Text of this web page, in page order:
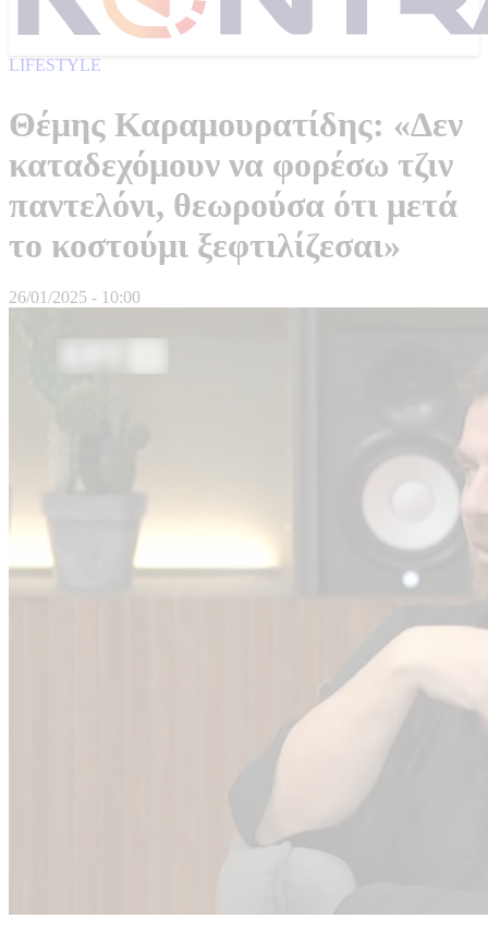
LIFESTYLE
Θέμης Καραμουρατίδης: «Δεν
καταδεχόμουν να φορέσω τζιν
παντελόνι, θεωρούσα ότι μετά
το κοστούμι ξεφτιλίζεσαι»
26/01/2025 - 10:00